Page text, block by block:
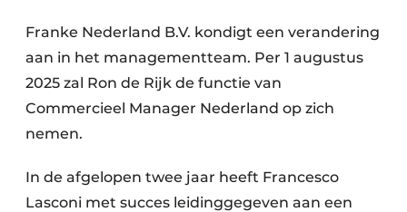
Vacature aanmelden
Video’s
Werkbladen
Meubelbeslag & Kastindeling
Franke Nederland B.V. kondigt een verandering
aan in het managementteam. Per 1 augustus
2025 zal Ron de Rijk de functie van
Commercieel Manager Nederland op zich
nemen.
In de afgelopen twee jaar heeft Francesco
Lasconi met succes leidinggegeven aan een